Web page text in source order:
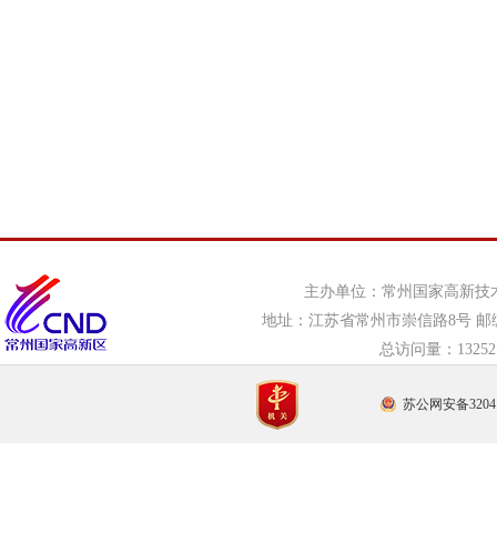
主办单位：常州国家高新
地址：江苏省常州市崇信路8号 邮
总访问量：
苏公网安备